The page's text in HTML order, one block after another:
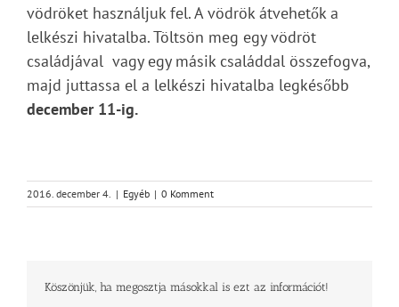
vödröket használjuk fel. A vödrök átvehetők a
lelkészi hivatalba. Töltsön meg egy vödröt
családjával vagy egy másik családdal összefogva,
majd juttassa el a lelkészi hivatalba legkésőbb
december 11-ig.
2016. december 4. | Egyéb | 0 Komment
Köszönjük, ha megosztja másokkal is ezt az információt!